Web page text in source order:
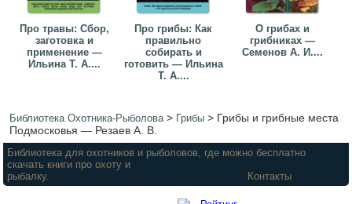
Про травы: Сбор,
заготовка и
применение —
Ильина Т. А....
Про грибы: Как
правильно
собирать и
готовить — Ильина
Т. А....
О грибах и
грибниках —
Семенов А. И....
Библиотека Охотника-Рыболова> Грибы > Грибы и грибные места
Подмосковья — Резаев А. В.
Библиотека для охотников и рыболовов, где можно бесплатно
скачать книги про охоту и
рыбалку.
Контакты